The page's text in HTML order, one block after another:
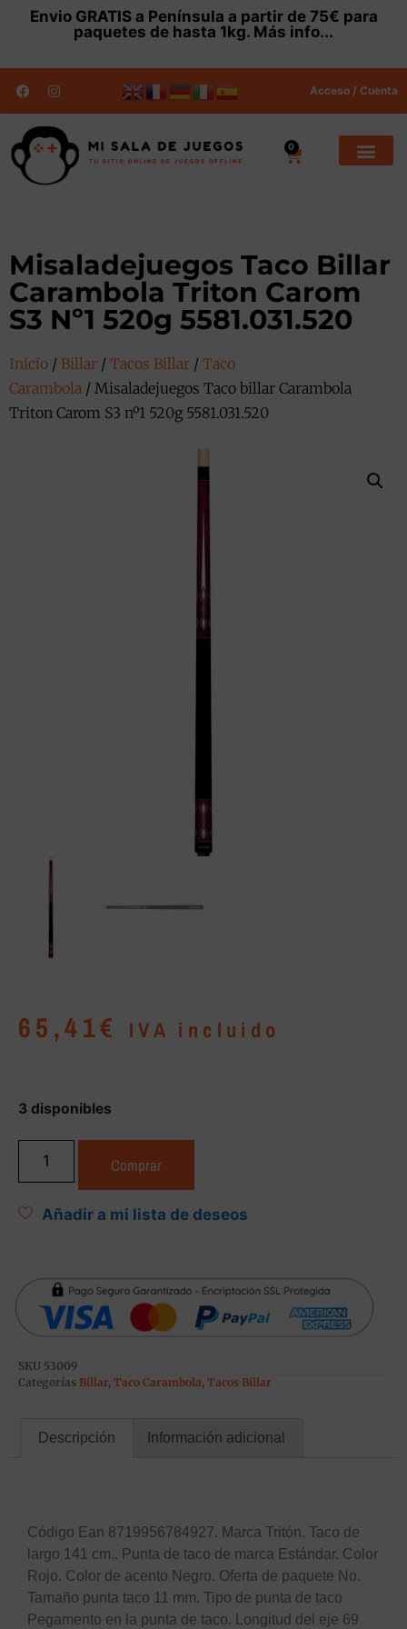
Envio GRATISa Península a partir de 75€ para
paquetes de hasta 1kg. Más info...
Acceso / Cuenta
0
Misaladejuegos Taco Billar
Carambola Triton Carom
S3 Nº1 520g 5581.031.520
Inicio / Billar / Tacos Billar / Taco
Carambola / Misaladejuegos Taco billar Carambola
Triton Carom S3 nº1 520g 5581.031.520
65,41€ IVA incluido
3 disponibles
Comprar
Añadir a mi lista de deseos
SKU 53009
Categorías Billar, Taco Carambola, Tacos Billar
Descripción Información adicional
Código Ean 8719956784927. Marca Tritón. Taco de
largo 141 cm.. Punta de taco de marca Estándar. Color
Rojo. Color de acento Negro. Oferta de paquete No.
Tamaño punta taco 11 mm. Tipo de punta de taco
Pegamento en la punta de taco. Longitud del eje 69